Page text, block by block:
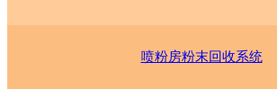
喷粉房粉末回收系统